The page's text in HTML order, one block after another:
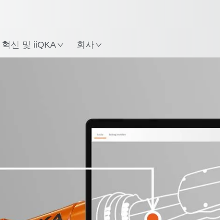
혁신 및 iiQKA 회사
Basic 내용 KUKA Xpert Pro 테스트하기